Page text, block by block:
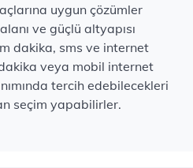
uygun çözümler
ve güçlü altyapısı
dakika, sms ve internet
veya mobil internet
tercih edebilecekleri
seçim yapabilirler.